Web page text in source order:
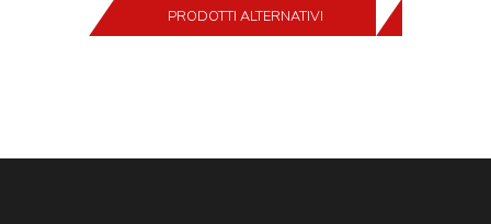
PRODOTTI ALTERNATIVI